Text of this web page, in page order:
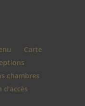
Carte
chambres
d’accès